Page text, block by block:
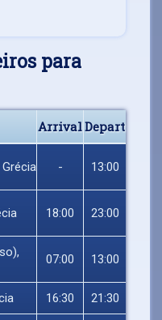
para
ArrivalDepart
- 13:00
18:00 23:00
07:00 13:00
16:30 21:30